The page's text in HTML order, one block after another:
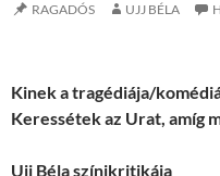
RAGADÓS UJJ BÉLA
Kinek a tragédiája/
Keressétek az Urat, amíg
Ujj Béla színikritikája